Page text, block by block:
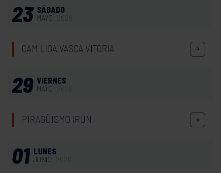
23 SÁBADO
MAYO
GAM LIGA VASCA VITORIA
29 VIERNES
MAYO
PIRAGÜISMO IRÚN
01 LUNES
JUNIO